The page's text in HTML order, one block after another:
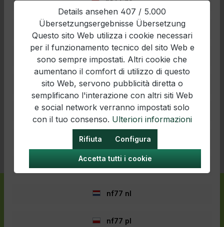
* Tutti i prezzi escl. IVA più spese di spedizioneed eventuali
spese di spedizione, se non diversamente indicato.
Dichiarazione di accessibilità:
Ci impegniamo a rendere il nostro sito web accessibile a tutti
gli utenti. Se noti delle barriere, contattaci all'indirizzo
office@nordfishing77.at
Realizzato con Shopware
​Details ansehen 407 / 5.000
Übersetzungsergebnisse Übersetzung
Questo sito Web utilizza i cookie necessari
per il funzionamento tecnico del sito Web e
sono sempre impostati. Altri cookie che
aumentano il comfort di utilizzo di questo
sito Web, servono pubblicità diretta o
semplificano l'interazione con altri siti Web
e social network verranno impostati solo
con il tuo consenso. Ulteriori informazioni
Rifiuta Configura
Accetta tutti i cookie
nf77 en
nf77 es
nf77 fr
nf77 hr
nf77 hu
nf77 nl
nf77 pl